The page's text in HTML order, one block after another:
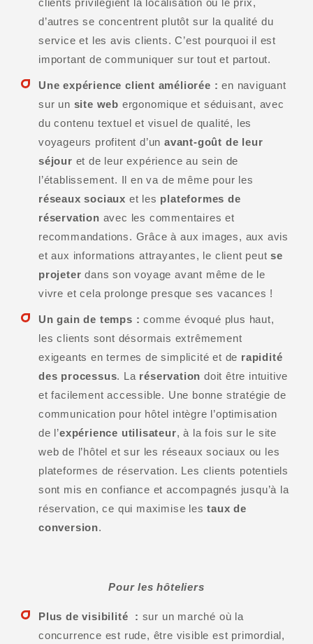
clients privilégient la localisation ou le prix,
d’autres se concentrent plutôt sur la qualité du
service et les avis clients. C’est pourquoi il est
important de communiquer sur tout et partout.
Une expérience client améliorée : en naviguant
sur un site web ergonomique et séduisant, avec
du contenu textuel et visuel de qualité, les
voyageurs profitent d’unavant-goût de leur
séjour et de leur expérience au sein de
l’établissement. Il en va de même pour les
réseaux sociaux et les plateformes de
réservation avec les commentaires et
recommandations. Grâce à aux images, aux avis
et aux informations attrayantes, le client peutse
projeterdans son voyage avant même de le
vivre et cela prolonge presque ses vacances !
Un gain de temps : comme évoqué plus haut,
les clients sont désormais extrêmement
exigeants en termes de simplicité et de rapidité
des processus. La réservation doit être intuitive
et facilement accessible. Une bonne stratégie de
communication pour hôtel intègre l’optimisation
de l’expérience utilisateur, à la fois sur le site
web de l’hôtel et sur les réseaux sociaux ou les
plateformes de réservation. Les clients potentiels
sont mis en confiance et accompagnés jusqu’à la
réservation, ce qui maximise lestaux de
conversion.
Pour les hôteliers
Plus de visibilité : sur un marché où la
concurrence est rude, être visible est primordial,